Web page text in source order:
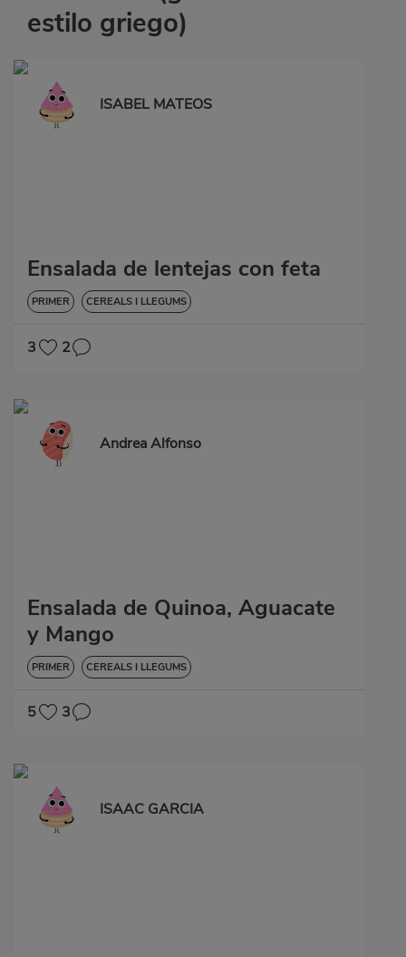
estilo griego)
ISABEL MATEOS
Ensalada de lentejas con feta
PRIMER CEREALS I LLEGUMS
3 2
Andrea Alfonso
Ensalada de Quinoa, Aguacate
y Mango
PRIMER CEREALS I LLEGUMS
5 3
ISAAC GARCIA